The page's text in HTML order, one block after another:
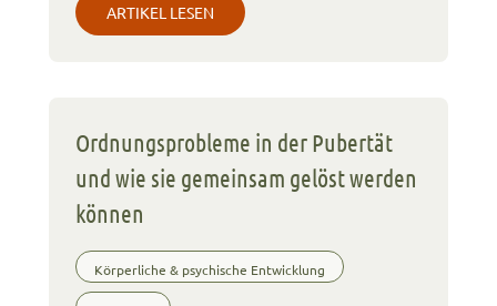
ARTIKEL LESEN
Ordnungsprobleme in der Pubertät
und wie sie gemeinsam gelöst werden
können
Körperliche & psychische Entwicklung